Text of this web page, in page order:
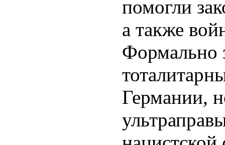
помогли
а также
Формально
Германии,